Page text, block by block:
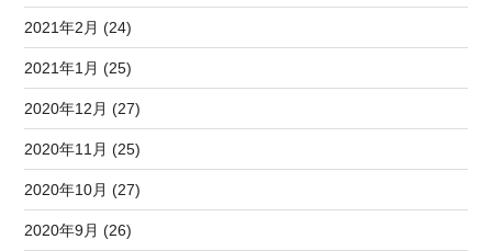
2021年2月 (24)
2021年1月 (25)
2020年12月 (27)
2020年11月 (25)
2020年10月 (27)
2020年9月 (26)